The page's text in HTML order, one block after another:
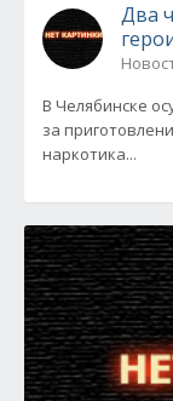
Два
В Челябинске
за
наркотика...